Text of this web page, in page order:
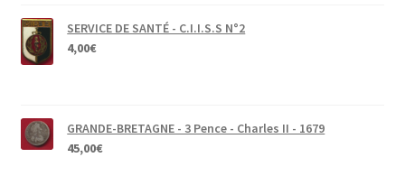
SERVICE DE SANTÉ - C.I.I.S.S N°2
4,00€
GRANDE-BRETAGNE - 3 Pence - Charles II - 1679
45,00€